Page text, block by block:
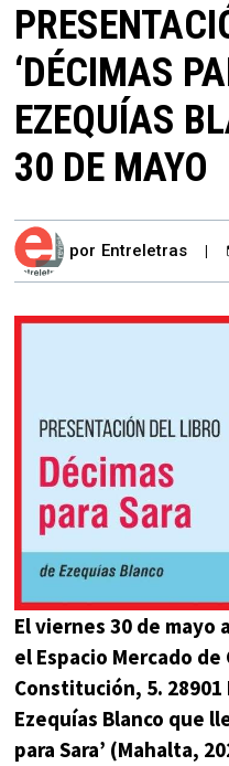
‘DÉCIMAS
EZEQUÍAS
30 DE MAYO
por Entreletras
El viernes 30 de mayo
el Espacio Mercado
Constitución, 5.
Ezequías Blanco que
para Sara’ (Mahalta,